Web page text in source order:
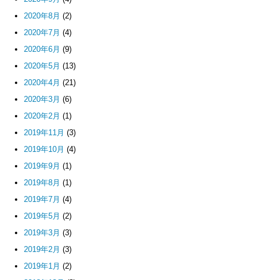
2020年8月 (2)
2020年7月 (4)
2020年6月 (9)
2020年5月 (13)
2020年4月 (21)
2020年3月 (6)
2020年2月 (1)
2019年11月 (3)
2019年10月 (4)
2019年9月 (1)
2019年8月 (1)
2019年7月 (4)
2019年5月 (2)
2019年3月 (3)
2019年2月 (3)
2019年1月 (2)